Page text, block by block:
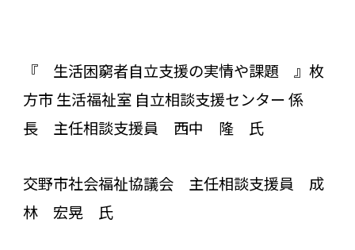
『 生活困窮者自立支援の実情や課題 』枚
方市 生活福祉室 自立相談支援センター 係
長 主任相談支援員 西中 隆 氏
交野市社会福祉協議会 主任相談支援員 成
林 宏晃 氏